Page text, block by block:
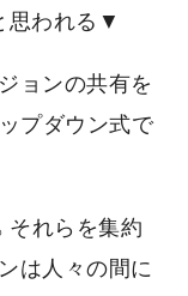
思われる▼
ョンの共有を
プダウン式で
それらを集約
は人々の間に